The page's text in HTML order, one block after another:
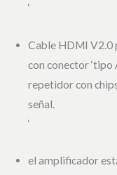
‘
Cable HDMI V2.0
con conector ‘tipo
repetidor con
señal.
‘
el amplificador